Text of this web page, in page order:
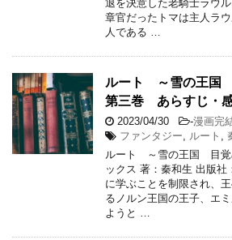
退を決意した老騎士ラウ
章官だったトマは主人ラ
人である …
ルート ～雪の王国
第三巻 あらすじ・
2023/04/30 -漫画完
ファンタジー
ルート
ルート ～雪の王国 目
ックス 著：秦和生 出版
に学ぶことを制限され、
るノルン王国の王子、エ
ようと …